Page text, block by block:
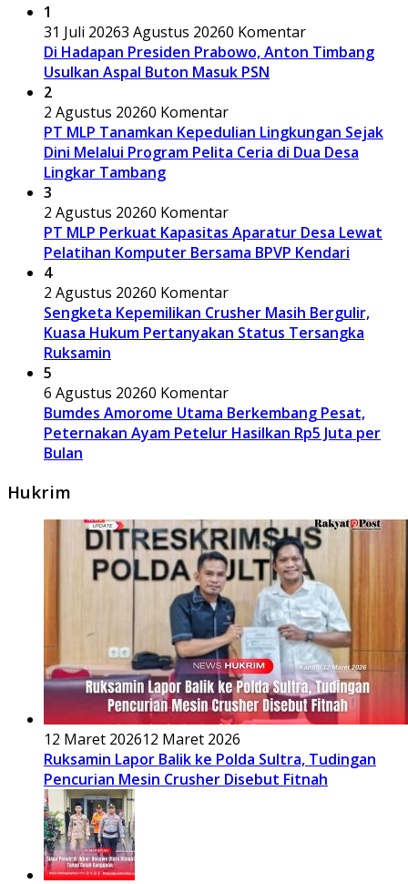
1
31 Juli 20263 Agustus 20260 Komentar
Di Hadapan Presiden Prabowo, Anton Timbang
Usulkan Aspal Buton Masuk PSN
2
2 Agustus 20260 Komentar
PT MLP Tanamkan Kepedulian Lingkungan Sejak
Dini Melalui Program Pelita Ceria di Dua Desa
Lingkar Tambang
3
2 Agustus 20260 Komentar
PT MLP Perkuat Kapasitas Aparatur Desa Lewat
Pelatihan Komputer Bersama BPVP Kendari
4
2 Agustus 20260 Komentar
Sengketa Kepemilikan Crusher Masih Bergulir,
Kuasa Hukum Pertanyakan Status Tersangka
Ruksamin
5
6 Agustus 20260 Komentar
Bumdes Amorome Utama Berkembang Pesat,
Peternakan Ayam Petelur Hasilkan Rp5 Juta per
Bulan
Hukrim
12 Maret 202612 Maret 2026
Ruksamin Lapor Balik ke Polda Sultra, Tudingan
Pencurian Mesin Crusher Disebut Fitnah